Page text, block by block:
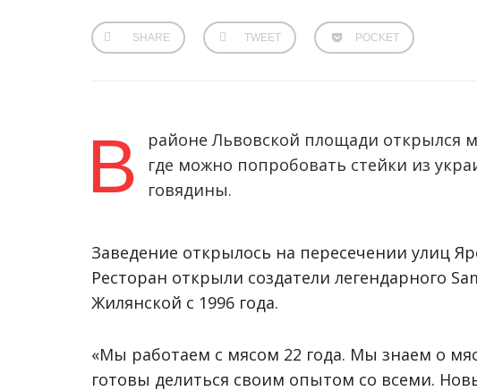
SHARE TWEET POCKET
В
районе Львовской площади открылся
где можно попробовать стейки из
говядины.
Заведение открылось на пересечении улиц
Ресторан открыли создатели легендарного
Жилянской с 1996 года.
«Мы работаем с мясом 22 года. Мы знаем о
готовы делиться своим опытом со всеми.